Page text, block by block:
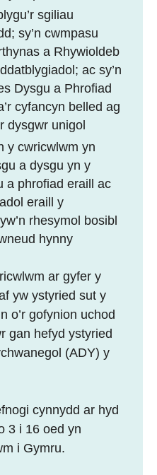
sgiliau
sy’n cwmpasu
a Rhywioldeb
ac sy’n
Dysgu a Phrofiad
cyfancyn belled ag
dysgwr unigol
y cwricwlwm yn
a dysgu yn y
a phrofiad eraill ac
eraill y
rhesymol bosibl
hynny
ar gyfer y
yw ystyried sut y
o’r gofynion uchod
gan hefyd ystyried
(ADY) y
cynnydd ar hyd
3 i 16 oed yn
i Gymru.